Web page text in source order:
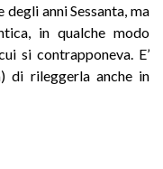
anni Sessanta, ma
in qualche modo
si contrapponeva. E’
di rileggerla anche in